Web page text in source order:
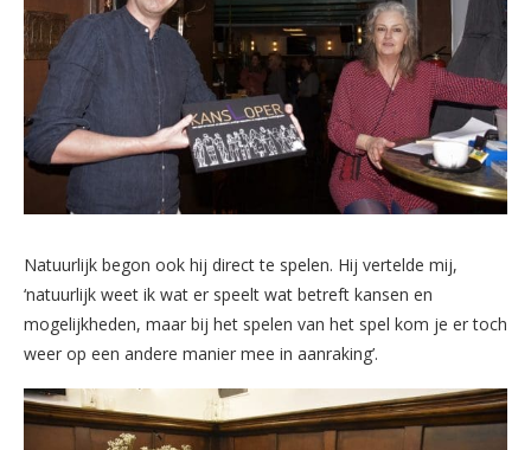
Natuurlijk begon ook hij direct te spelen. Hij vertelde mij,
‘natuurlijk weet ik wat er speelt wat betreft kansen en
mogelijkheden, maar bij het spelen van het spel kom je er toch
weer op een andere manier mee in aanraking’.